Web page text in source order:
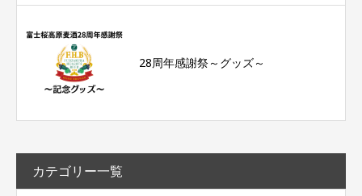
28周年感謝祭～グッズ～
カテゴリー一覧